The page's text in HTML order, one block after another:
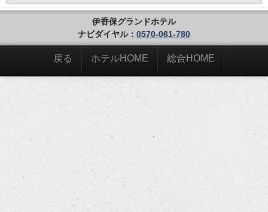
伊香保グランドホテル
ナビダイヤル： 0570-061-780
戻る ホテルHOME 総合HOME